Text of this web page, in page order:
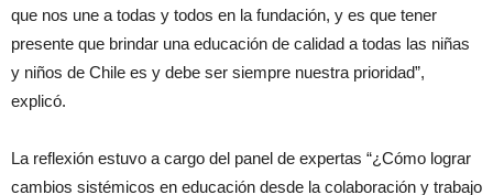
que nos une a todas y todos en la fundación, y es que tener
presente que brindar una educación de calidad a todas las niñas
y niños de Chile es y debe ser siempre nuestra prioridad”,
explicó.
La reflexión estuvo a cargo del panel de expertas “¿Cómo lograr
cambios sistémicos en educación desde la colaboración y trabajo